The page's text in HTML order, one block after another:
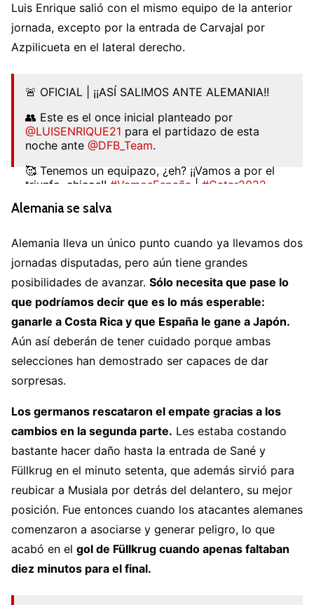
Luis Enrique salió con el mismo equipo de la anterior
jornada, excepto por la entrada de Carvajal por
Azpilicueta en el lateral derecho.
🚨 OFICIAL | ¡¡ASÍ SALIMOS ANTE ALEMANIA!!
👥 Este es el once inicial planteado por
@LUISENRIQUE21 para el partidazo de esta
noche ante @DFB_Team.
🥰 Tenemos un equipazo, ¿eh? ¡¡Vamos a por el
triunfo, chicos!! #VamosEspaña | #Catar2022
pic.twitter.com/LnCvdEXlwR
(@SEFutbol)November 27, 2022
Alemania se salva
Alemania lleva un único punto cuando ya llevamos dos
jornadas disputadas, pero aún tiene grandes
posibilidades de avanzar. Sólo necesita que pase lo
que podríamos decir que es lo más esperable:
ganarle a Costa Rica y que España le gane a Japón.
Aún así deberán de tener cuidado porque ambas
selecciones han demostrado ser capaces de dar
sorpresas.
Los germanos rescataron el empate gracias a los
cambios en la segunda parte. Les estaba costando
bastante hacer daño hasta la entrada de Sané y
Füllkrug en el minuto setenta, que además sirvió para
reubicar a Musiala por detrás del delantero, su mejor
posición. Fue entonces cuando los atacantes alemanes
comenzaron a asociarse y generar peligro, lo que
acabó en el gol de Füllkrug cuando apenas faltaban
diez minutos para el final.